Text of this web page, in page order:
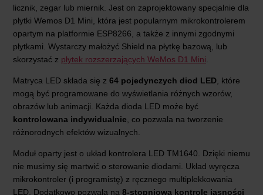
licznik, zegar lub miernik. Jest on zaprojektowany specjalnie dla
płytki Wemos D1 Mini, która jest popularnym mikrokontrolerem
opartym na platformie ESP8266, a także z innymi zgodnymi
płytkami. Wystarczy małożyć Shield na płytkę bazową, lub
skorzystać z płytek rozszerzających WeMos D1 Mini
Matryca LED składa się z 64 pojedynczych diod LED , które
mogą być programowane do wyświetlania różnych wzorów,
obrazów lub animacji. Każda dioda LED może być
kontrolowana indywidualnie , co pozwala na tworzenie
różnorodnych efektów wizualnych.
Moduł oparty jest o układ kontrolera LED TM1640. Dzięki niemu
nie musimy się martwić o sterowanie diodami. Układ wyręcza
mikrokontroler (i programistę) z ręcznego multiplekkowania
LED. Dodatkowo pozwala na 8-stopniową kontrolę jasności